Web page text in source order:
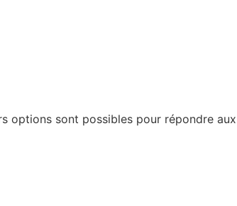
options sont possibles pour répondre aux